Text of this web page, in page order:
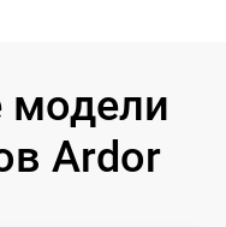
модели
Ardor